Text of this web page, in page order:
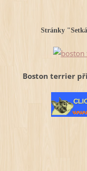
Stránky
Boston terrier